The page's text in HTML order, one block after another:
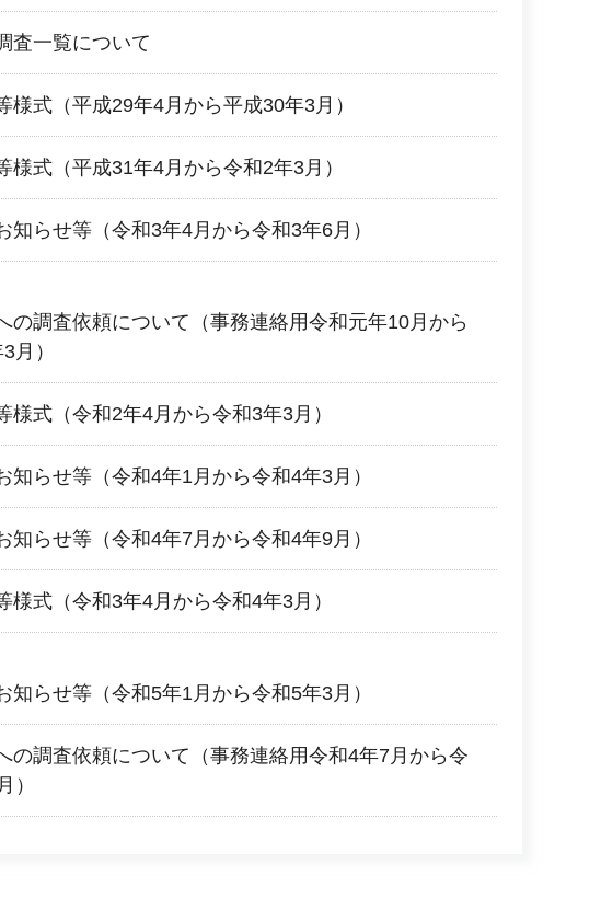
査一覧について
様式（平成29年4月から平成30年3月）
様式（平成31年4月から令和2年3月）
知らせ等（令和3年4月から令和3年6月）
の調査依頼について（事務連絡用令和元年10月から
月）
様式（令和2年4月から令和3年3月）
知らせ等（令和4年1月から令和4年3月）
知らせ等（令和4年7月から令和4年9月）
様式（令和3年4月から令和4年3月）
知らせ等（令和5年1月から令和5年3月）
の調査依頼について（事務連絡用令和4年7月から令
）